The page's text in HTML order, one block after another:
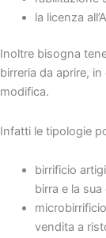
la licenza
Inoltre bisogna
birreria da aprire,
modifica.
Infatti le tipologie
birrificio
birra e la
vendita a